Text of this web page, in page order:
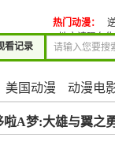
看记录
热门动漫：
地方请现在
美国动漫 动漫电
啦A梦:大雄与翼之